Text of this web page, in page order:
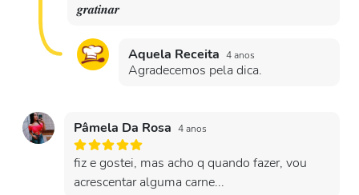
𝒈𝒓𝒂𝒕𝒊𝒏𝒂𝒓
Aquela Receita 4 anos
Agradecemos pela dica.
Pâmela Da Rosa 4 anos
fiz e gostei, mas acho q quando fazer, vou
acrescentar alguma carne...